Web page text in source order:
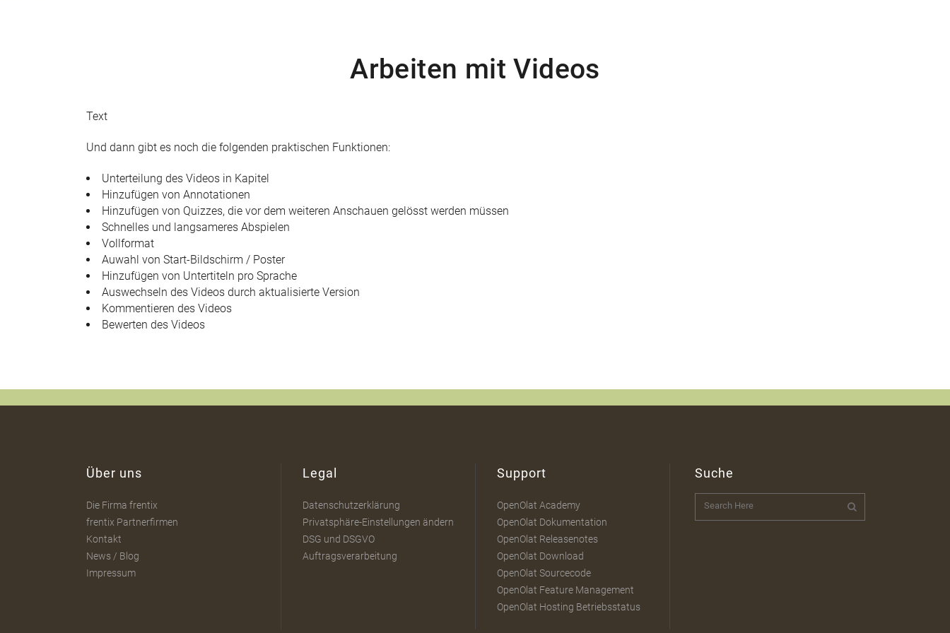
Arbeiten mit Videos
Text
Und dann gibt es noch die folgenden praktischen Funktionen:
Unterteilung des Videos in Kapitel
Hinzufügen von Annotationen
Hinzufügen von Quizzes, die vor dem weiteren Anschauen gelösst werden müssen
Schnelles und langsameres Abspielen
Vollformat
Auwahl von Start-Bildschirm / Poster
Hinzufügen von Untertiteln pro Sprache
Auswechseln des Videos durch aktualisierte Version
Kommentieren des Videos
Bewerten des Videos
Über uns
Die Firma frentix
frentix Partnerfirmen
Kontakt
News / Blog
Impressum
Legal
Datenschutzerklärung
Privatsphäre-Einstellungen ändern
DSG und DSGVO
Auftragsverarbeitung
Support
OpenOlat Academy
OpenOlat Dokumentation
OpenOlat Releasenotes
OpenOlat Download
OpenOlat Sourcecode
OpenOlat Feature Management
OpenOlat Hosting Betriebsstatus
Suche